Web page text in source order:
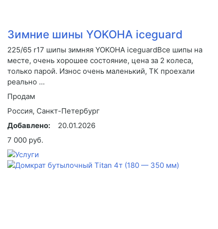
Зимние шины YOKOHA iceguard
225/65 r17 шипы зимняя YOKOHA iceguardВсе шипы на
месте, очень хорошее состояние, цена за 2 колеса,
только парой. Износ очень маленький, ТК проехали
реально ...
Продам
Россия, Санкт-Петербург
Добавлено:
20.01.2026
7 000 руб.